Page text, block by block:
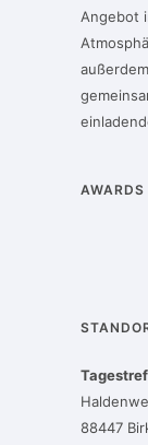
Angebot
AWARDS
88447